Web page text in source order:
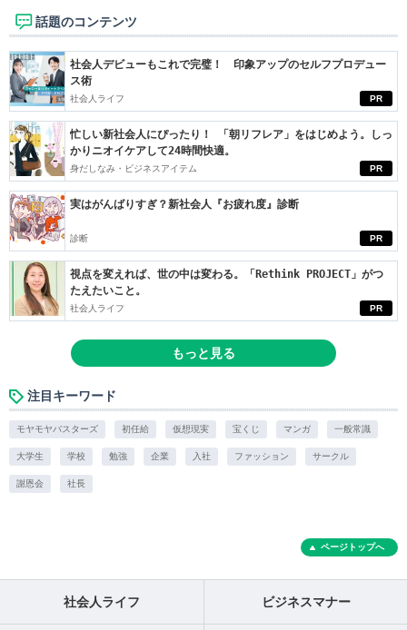
話題のコンテンツ
PR
社会人デビューもこれで完璧！ 印象アップのセルフプロデュー
ス術
社会人ライフ
PR
忙しい新社会人にぴったり！ 「朝リフレア」をはじめよう。しっ
かりニオイケアして24時間快適。
身だしなみ・ビジネスアイテム
PR
実はがんばりすぎ？新社会人『お疲れ度』診断
診断
PR
視点を変えれば、世の中は変わる。「Rethink PROJECT」がつ
たえたいこと。
社会人ライフ
もっと見る
注目キーワード
モヤモヤバスターズ 初任給 仮想現実 宝くじ マンガ 一般常識
大学生 学校 勉強 企業 入社 ファッション サークル
謝恩会 社長
ページトップへ
社会人ライフ ビジネスマナー